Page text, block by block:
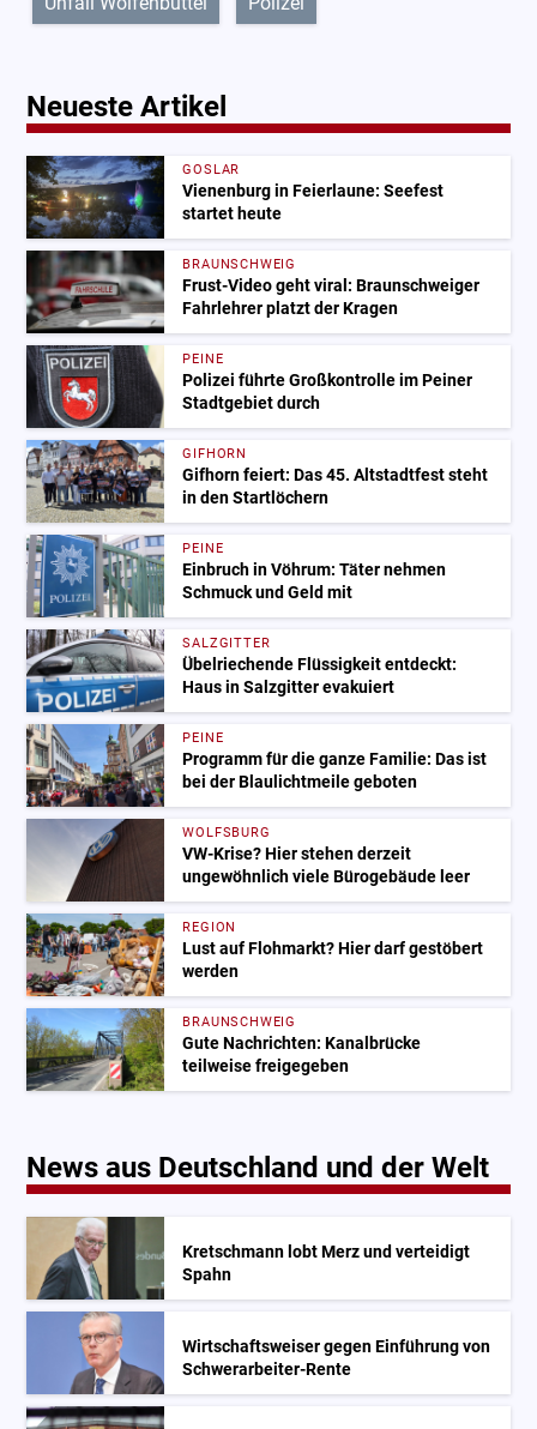
Neueste Artikel
GOSLAR
Vienenburg in Feierlaune: Seefest
startet heute
BRAUNSCHWEIG
Frust-Video geht viral: Braunschweiger
Fahrlehrer platzt der Kragen
PEINE
Polizei führte Großkontrolle im Peiner
Stadtgebiet durch
GIFHORN
Gifhorn feiert: Das 45. Altstadtfest steht
in den Startlöchern
PEINE
Einbruch in Vöhrum: Täter nehmen
Schmuck und Geld mit
SALZGITTER
Übelriechende Flüssigkeit entdeckt:
Haus in Salzgitter evakuiert
PEINE
Programm für die ganze Familie: Das ist
bei der Blaulichtmeile geboten
WOLFSBURG
VW-Krise? Hier stehen derzeit
ungewöhnlich viele Bürogebäude leer
REGION
Lust auf Flohmarkt? Hier darf gestöbert
werden
BRAUNSCHWEIG
Gute Nachrichten: Kanalbrücke
teilweise freigegeben
News aus Deutschland und der Welt
Kretschmann lobt Merz und verteidigt
Spahn
Wirtschaftsweiser gegen Einführung von
Schwerarbeiter-Rente